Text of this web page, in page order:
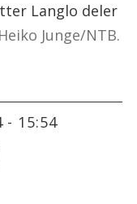
Langlo deler
Junge/NTB.
- 15:54